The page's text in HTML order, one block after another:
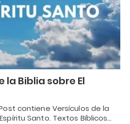
la Biblia sobre El
contiene Versículos de la
Santo. Textos Bíblicos…